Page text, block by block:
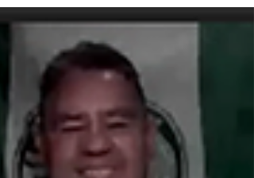
2ª Edição do Prêmio
#EuSouParanapanema tem 36 inscritos